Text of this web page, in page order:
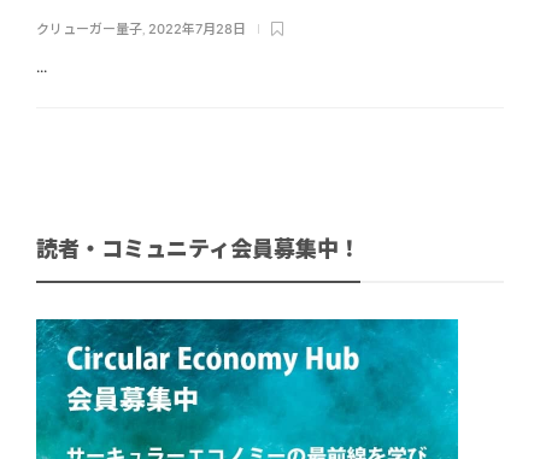
クリューガー量子, 2022年7月28日
...
読者・コミュニティ会員募集中！